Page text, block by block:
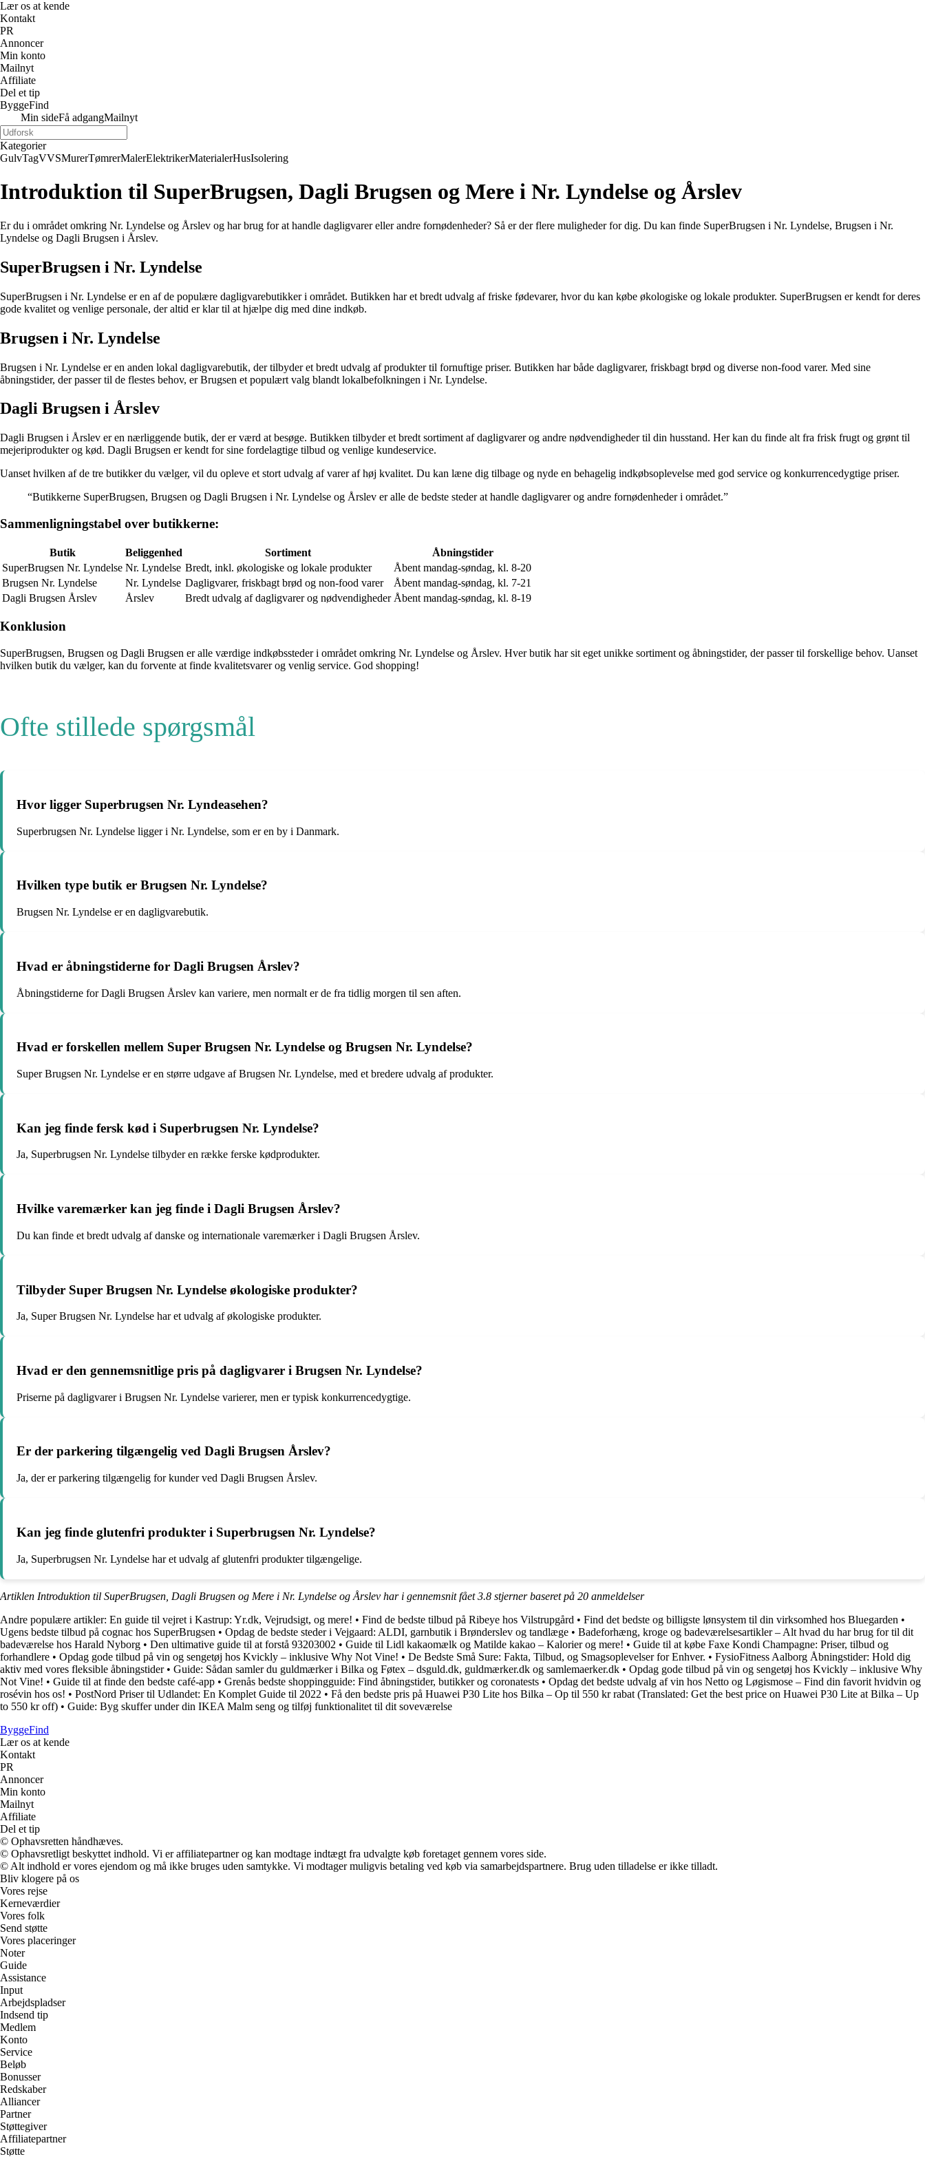
Lær os at kende
Kontakt
PR
Annoncer
Min konto
Mailnyt
Affiliate
Del et tip
ByggeFind
Min sideFå adgangMailnyt
Kategorier
GulvTagVVSMurerTømrerMalerElektrikerMaterialerHusIsolering
Introduktion til SuperBrugsen, Dagli Brugsen og Mere i Nr. Lyndelse og Årslev
Er du i området omkring Nr. Lyndelse og Årslev og har brug for at handle dagligvarer eller andre fornødenheder? Så er der flere muligheder for dig. Du kan finde SuperBrugsen i Nr. Lyndelse, Brugsen i Nr.
Lyndelse og Dagli Brugsen i Årslev.
SuperBrugsen i Nr. Lyndelse
SuperBrugsen i Nr. Lyndelse er en af de populære dagligvarebutikker i området. Butikken har et bredt udvalg af friske fødevarer, hvor du kan købe økologiske og lokale produkter. SuperBrugsen er kendt for deres
gode kvalitet og venlige personale, der altid er klar til at hjælpe dig med dine indkøb.
Brugsen i Nr. Lyndelse
Brugsen i Nr. Lyndelse er en anden lokal dagligvarebutik, der tilbyder et bredt udvalg af produkter til fornuftige priser. Butikken har både dagligvarer, friskbagt brød og diverse non-food varer. Med sine
åbningstider, der passer til de flestes behov, er Brugsen et populært valg blandt lokalbefolkningen i Nr. Lyndelse.
Dagli Brugsen i Årslev
Dagli Brugsen i Årslev er en nærliggende butik, der er værd at besøge. Butikken tilbyder et bredt sortiment af dagligvarer og andre nødvendigheder til din husstand. Her kan du finde alt fra frisk frugt og grønt til
mejeriprodukter og kød. Dagli Brugsen er kendt for sine fordelagtige tilbud og venlige kundeservice.
Uanset hvilken af de tre butikker du vælger, vil du opleve et stort udvalg af varer af høj kvalitet. Du kan læne dig tilbage og nyde en behagelig indkøbsoplevelse med god service og konkurrencedygtige priser.
“Butikkerne SuperBrugsen, Brugsen og Dagli Brugsen i Nr. Lyndelse og Årslev er alle de bedste steder at handle dagligvarer og andre fornødenheder i området.”
Sammenligningstabel over butikkerne:
Butik Beliggenhed Sortiment
Åbningstider
SuperBrugsen Nr. Lyndelse Nr. Lyndelse Bredt, inkl. økologiske og lokale produkter
Åbent mandag-søndag, kl. 8-20
Brugsen Nr. Lyndelse
Nr. Lyndelse Dagligvarer, friskbagt brød og non-food varer
Åbent mandag-søndag, kl. 7-21
Dagli Brugsen Årslev
Årslev Bredt udvalg af dagligvarer og nødvendigheder Åbent mandag-søndag, kl. 8-19
Konklusion
SuperBrugsen, Brugsen og Dagli Brugsen er alle værdige indkøbssteder i området omkring Nr. Lyndelse og Årslev. Hver butik har sit eget unikke sortiment og åbningstider, der passer til forskellige behov. Uanset
hvilken butik du vælger, kan du forvente at finde kvalitetsvarer og venlig service. God shopping!
Ofte stillede spørgsmål
Hvor ligger Superbrugsen Nr. Lyndeasehen?
Superbrugsen Nr. Lyndelse ligger i Nr. Lyndelse, som er en by i Danmark.
Hvilken type butik er Brugsen Nr. Lyndelse?
Brugsen Nr. Lyndelse er en dagligvarebutik.
Hvad er åbningstiderne for Dagli Brugsen Årslev?
Åbningstiderne for Dagli Brugsen Årslev kan variere, men normalt er de fra tidlig morgen til sen aften.
Hvad er forskellen mellem Super Brugsen Nr. Lyndelse og Brugsen Nr. Lyndelse?
Super Brugsen Nr. Lyndelse er en større udgave af Brugsen Nr. Lyndelse, med et bredere udvalg af produkter.
Kan jeg finde fersk kød i Superbrugsen Nr. Lyndelse?
Ja, Superbrugsen Nr. Lyndelse tilbyder en række ferske kødprodukter.
Hvilke varemærker kan jeg finde i Dagli Brugsen Årslev?
Du kan finde et bredt udvalg af danske og internationale varemærker i Dagli Brugsen Årslev.
Tilbyder Super Brugsen Nr. Lyndelse økologiske produkter?
Ja, Super Brugsen Nr. Lyndelse har et udvalg af økologiske produkter.
Hvad er den gennemsnitlige pris på dagligvarer i Brugsen Nr. Lyndelse?
Priserne på dagligvarer i Brugsen Nr. Lyndelse varierer, men er typisk konkurrencedygtige.
Er der parkering tilgængelig ved Dagli Brugsen Årslev?
Ja, der er parkering tilgængelig for kunder ved Dagli Brugsen Årslev.
Kan jeg finde glutenfri produkter i Superbrugsen Nr. Lyndelse?
Ja, Superbrugsen Nr. Lyndelse har et udvalg af glutenfri produkter tilgængelige.
Artiklen Introduktion til SuperBrugsen, Dagli Brugsen og Mere i Nr. Lyndelse og Årslev har i gennemsnit fået3.8 stjerner baseret på 20 anmeldelser
Andre populære artikler: En guide til vejret i Kastrup: Yr.dk, Vejrudsigt, og mere! • Find de bedste tilbud på Ribeye hos Vilstrupgård • Find det bedste og billigste lønsystem til din virksomhed hos Bluegarden •
Ugens bedste tilbud på cognac hos SuperBrugsen • Opdag de bedste steder i Vejgaard: ALDI, garnbutik i Brønderslev og tandlæge • Badeforhæng, kroge og badeværelsesartikler – Alt hvad du har brug for til dit
badeværelse hos Harald Nyborg • Den ultimative guide til at forstå 93203002 • Guide til Lidl kakaomælk og Matilde kakao – Kalorier og mere! • Guide til at købe Faxe Kondi Champagne: Priser, tilbud og
forhandlere • Opdag gode tilbud på vin og sengetøj hos Kvickly – inklusive Why Not Vine! • De Bedste Små Sure: Fakta, Tilbud, og Smagsoplevelser for Enhver. • FysioFitness Aalborg Åbningstider: Hold dig
aktiv med vores fleksible åbningstider• Guide: Sådan samler du guldmærker i Bilka og Føtex – dsguld.dk, guldmærker.dk og samlemaerker.dk • Opdag gode tilbud på vin og sengetøj hos Kvickly – inklusive Why
Not Vine! • Guide til at finde den bedste café-app • Grenås bedste shoppingguide: Find åbningstider, butikker og coronatests • Opdag det bedste udvalg af vin hos Netto og Løgismose – Find din favorit hvidvin og
rosévin hos os! • PostNord Priser til Udlandet: En Komplet Guide til 2022 • Få den bedste pris på Huawei P30 Lite hos Bilka – Op til 550 kr rabat (Translated: Get the best price on Huawei P30 Lite at Bilka – Up
to 550 kr off) • Guide: Byg skuffer under din IKEA Malm seng og tilføj funktionalitet til dit soveværelse
ByggeFind
Lær os at kende
Kontakt
PR
Annoncer
Min konto
Mailnyt
Affiliate
Del et tip
© Ophavsretten håndhæves.
© Ophavsretligt beskyttet indhold. Vi er affiliatepartner og kan modtage indtægt fra udvalgte køb foretaget gennem vores side.
© Alt indhold er vores ejendom og må ikke bruges uden samtykke. Vi modtager muligvis betaling ved køb via samarbejdspartnere. Brug uden tilladelse er ikke tilladt.
Bliv klogere på os
Vores rejse
Kerneværdier
Vores folk
Send støtte
Vores placeringer
Noter
Guide
Assistance
Input
Arbejdspladser
Indsend tip
Medlem
Konto
Service
Beløb
Bonusser
Redskaber
Alliancer
Partner
Støttegiver
Affiliatepartner
Støtte